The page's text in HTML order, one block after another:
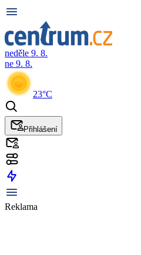
neděle 9. 8.
ne 9. 8.
23°C
Přihlášení
Reklama